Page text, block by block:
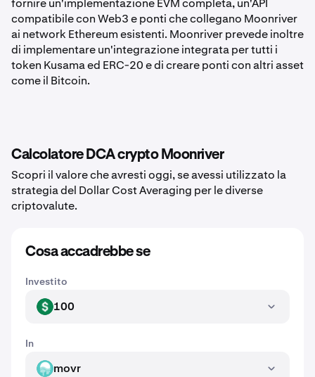
fornire un'implementazione EVM completa, un'API
compatibile con Web3 e ponti che collegano Moonriver
ai network Ethereum esistenti. Moonriver prevede inoltre
di implementare un'integrazione integrata per tutti i
token Kusama ed ERC-20 e di creare ponti con altri asset
come il Bitcoin.
Calcolatore DCA crypto Moonriver
Scopri il valore che avresti oggi, se avessi utilizzato la
strategia del Dollar Cost Averaging per le diverse
criptovalute.
Cosa accadrebbe se
Investito
USD 100
In
MOVR movr